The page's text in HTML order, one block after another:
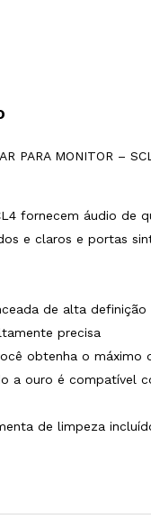
PARA MONITOR –
fornecem áudio de
e claros e portas
de alta
precisa
obtenha o
a ouro é compatível
de limpeza